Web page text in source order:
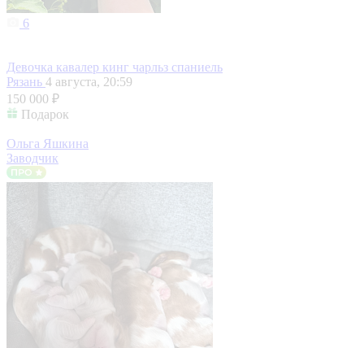
6
Девочка кавалер кинг чарльз спаниель
Рязань 4 августа, 20:59
150 000 ₽
Подарок
Ольга Яшкина
Заводчик